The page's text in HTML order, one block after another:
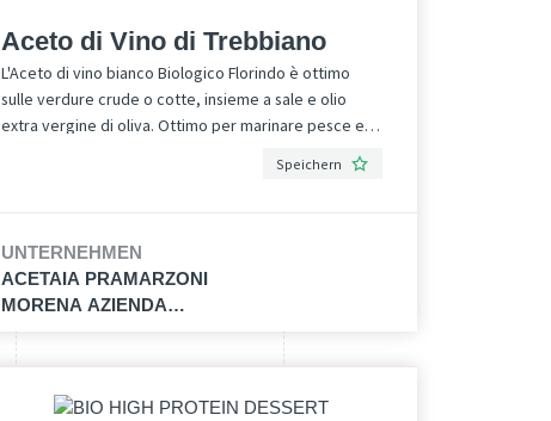
Aceto di Vino di Trebbiano
L'Aceto di vino bianco Biologico Florindo è ottimo
sulle verdure crude o cotte, insieme a sale e olio
extra vergine di oliva. Ottimo per marinare pesce e
Speichern
UNTERNEHMEN
ACETAIA PRAMARZONI
MORENA AZIENDA
AGRICOLA